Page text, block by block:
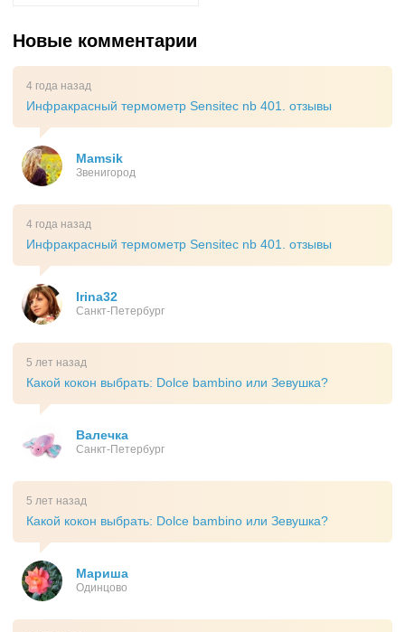
Новые комментарии
4 года назад
Инфракрасный термометр Sensitec nb 401. отзывы
Mamsik
Звенигород
4 года назад
Инфракрасный термометр Sensitec nb 401. отзывы
Irina32
Санкт-Петербург
5 лет назад
Какой кокон выбрать: Dolce bambino или Зевушка?
Валечка
Санкт-Петербург
5 лет назад
Какой кокон выбрать: Dolce bambino или Зевушка?
Мариша
Одинцово